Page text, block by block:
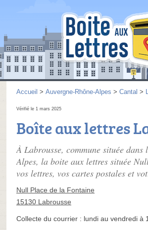
Accueil > Auvergne-Rhône-Alpes > Cantal >
Vérifié le 1 mars 2025
Boîte aux lettres
À Labrousse, commune située
Alpes, la boite aux lettres située
vos lettres, vos cartes postales et
Null Place de la Fontaine
15130 Labrousse
Collecte du courrier : lundi au vendredi à